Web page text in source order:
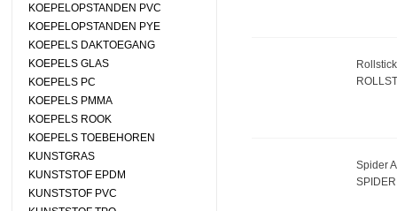
KOEPELOPSTANDEN PVC
KOEPELOPSTANDEN PYE
KOEPELS DAKTOEGANG
KOEPELS GLAS
KOEPELS PC
KOEPELS PMMA
KOEPELS ROOK
KOEPELS TOEBEHOREN
KUNSTGRAS
KUNSTSTOF EPDM
KUNSTSTOF PVC
Spider